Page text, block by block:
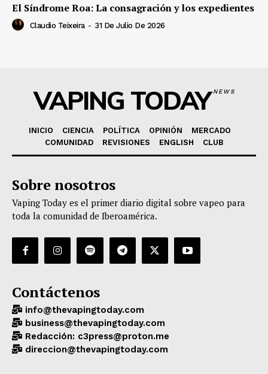
El Síndrome Roa: La consagración y los expedientes
Claudio Teixeira - 31 De Julio De 2026
VAPING TODAYNEWS
INICIO CIENCIA POLÍTICA OPINIÓN
MERCADO
COMUNIDAD
REVISIONES ENGLISH CLUB
Sobre nosotros
Vaping Today es el primer diario digital sobre vapeo para
toda la comunidad de Iberoamérica.
Contáctenos
info@thevapingtoday.com
business@thevapingtoday.com
Redacción: c3press@proton.me
direccion@thevapingtoday.com